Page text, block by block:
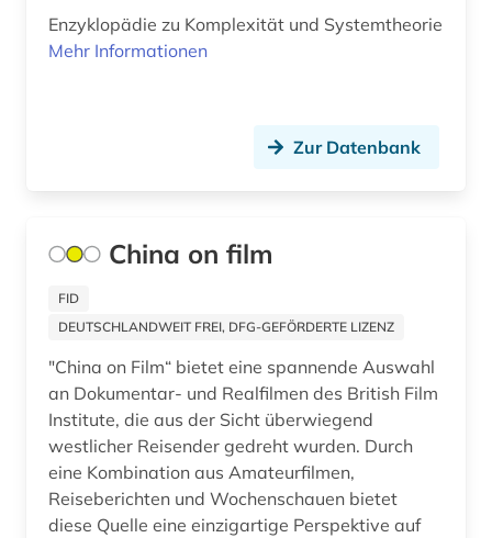
altersversorung (1)
altes testament (12)
altes ägypten (5)
altfinnisch (1)
altfranzösisch (8)
altfäröisch (1)
Enzyklopädie zu Komplexität und Systemtheorie
Mehr Informationen
Zur Datenbank
China on film
FID
DEUTSCHLANDWEIT FREI, DFG-GEFÖRDERTE LIZENZ
"China on Film“ bietet eine spannende Auswahl
an Dokumentar- und Realfilmen des British Film
Institute, die aus der Sicht überwiegend
westlicher Reisender gedreht wurden. Durch
eine Kombination aus Amateurfilmen,
Reiseberichten und Wochenschauen bietet
diese Quelle eine einzigartige Perspektive auf